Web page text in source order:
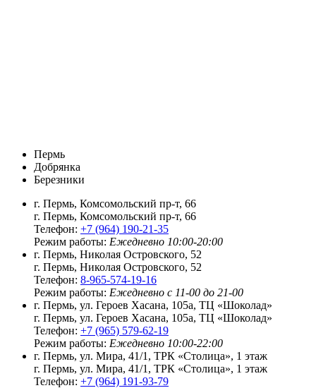
Пермь
Добрянка
Березники
г. Пермь, Комсомольский пр-т, 66
г. Пермь, Комсомольский пр-т, 66
Телефон: +7 (964) 190-21-35
Режим работы: Ежедневно 10:00-20:00
г. Пермь, Николая Островского, 52
г. Пермь, Николая Островского, 52
Телефон: 8-965-574-19-16
Режим работы: Ежедневно с 11-00 до 21-00
г. Пермь, ул. Героев Хасана, 105а, ТЦ «Шоколад»
г. Пермь, ул. Героев Хасана, 105а, ТЦ «Шоколад»
Телефон: +7 (965) 579-62-19
Режим работы: Ежедневно 10:00-22:00
г. Пермь, ул. Мира, 41/1, ТРК «Столица», 1 этаж
г. Пермь, ул. Мира, 41/1, ТРК «Столица», 1 этаж
Телефон: +7 (964) 191-93-79